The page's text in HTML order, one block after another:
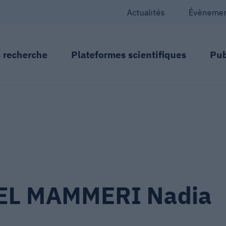
recherche Plateformes scientifiques
Actualités
MAMMERI Nadia